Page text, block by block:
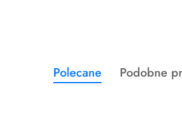
Pomiń karuzelę produktów
Produkty
o
Polecane
Produkty
Podobne